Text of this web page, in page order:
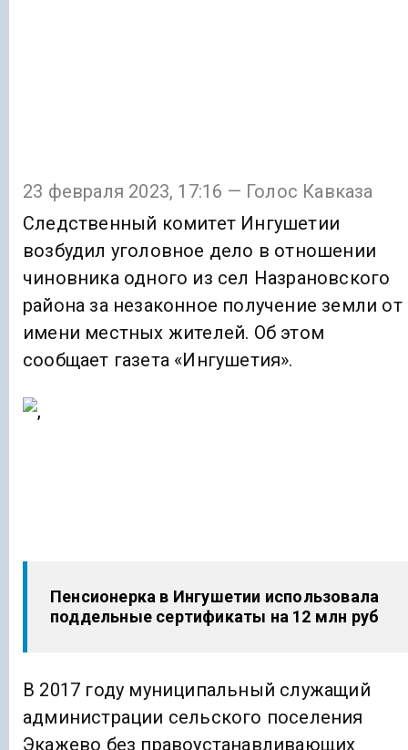
23 февраля 2023, 17:16 — Голос Кавказа
Следственный комитет Ингушетии
возбудил уголовное дело в отношении
чиновника одного из сел Назрановского
района за незаконное получение земли от
имени местных жителей. Об этом
сообщает газета «Ингушетия».
Пенсионерка в Ингушетии использовала
поддельные сертификаты на 12 млн руб
В 2017 году муниципальный служащий
администрации сельского поселения
Экажево без правоустанавливающих